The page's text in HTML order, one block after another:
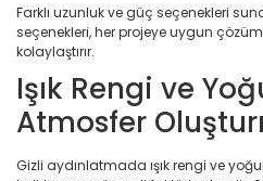
Farklı uzunluk ve güç seçenekleri
seçenekleri, her projeye uygun
kolaylaştırır.
Işık Rengi ve
Atmosfer
Gizli aydınlatmada ışık rengi ve